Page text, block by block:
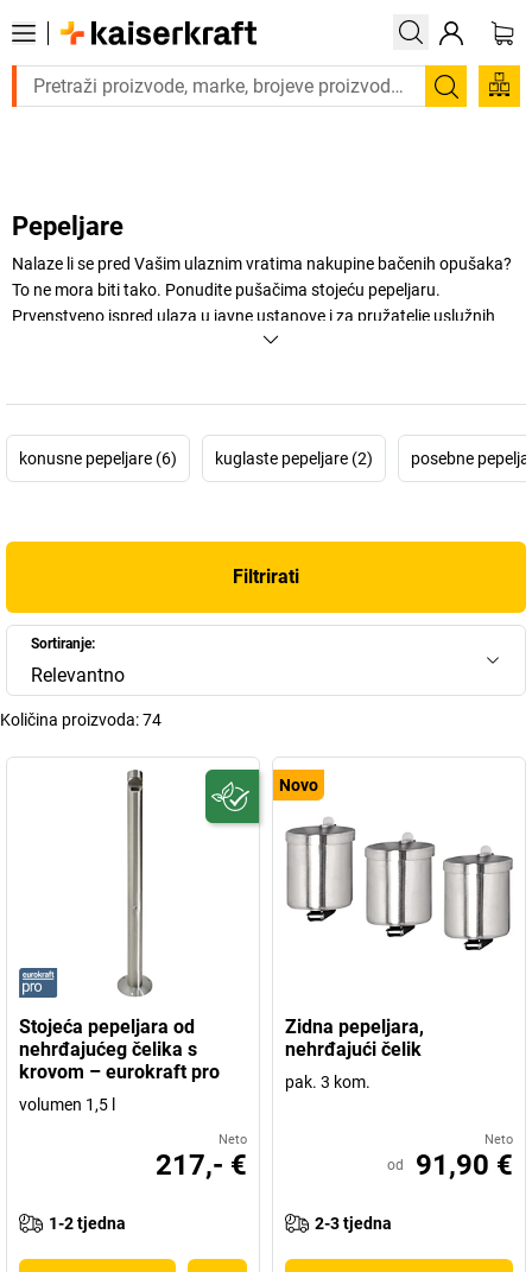
Trebate proizvod hitno? Pogledajte našu ponudu proizvoda s
Pepeljare
Nalaze li se pred Vašim ulaznim vratima nakupine bačenih opušaka?
To ne mora biti tako. Ponudite pušačima stojeću pepeljaru.
Prvenstveno ispred ulaza u javne ustanove i za pružatelje uslužnih
djelatnosti preporučujemo pepeljare.
konusne pepeljare (6) kuglaste pepeljare (2) posebne
Filtrirati
Sortiranje:
Relevantno
Količina proizvoda:74
Stojeća pepeljara od
nehrđajućeg čelika s
krovom – eurokraft pro
volumen 1,5 l
Neto
217,- €
1-2 tjedna
Novo
Zidna pepeljara,
nehrđajući čelik
pak. 3 kom.
Neto
od 91,90 €
2-3 tjedna